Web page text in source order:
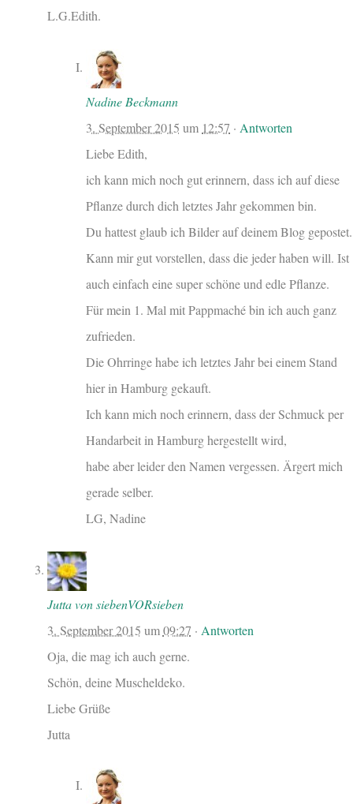
L.G.Edith.
Nadine Beckmann
3. September 2015 um 12:57 · Antworten
Liebe Edith,
ich kann mich noch gut erinnern, dass ich auf diese
Pflanze durch dich letztes Jahr gekommen bin.
Du hattest glaub ich Bilder auf deinem Blog gepostet.
Kann mir gut vorstellen, dass die jeder haben will. Ist
auch einfach eine super schöne und edle Pflanze.
Für mein 1. Mal mit Pappmaché bin ich auch ganz
zufrieden.
Die Ohrringe habe ich letztes Jahr bei einem Stand
hier in Hamburg gekauft.
Ich kann mich noch erinnern, dass der Schmuck per
Handarbeit in Hamburg hergestellt wird,
habe aber leider den Namen vergessen. Ärgert mich
gerade selber.
LG, Nadine
Jutta von siebenVORsieben
3. September 2015 um09:27 · Antworten
Oja, die mag ich auch gerne.
Schön, deine Muscheldeko.
Liebe Grüße
Jutta